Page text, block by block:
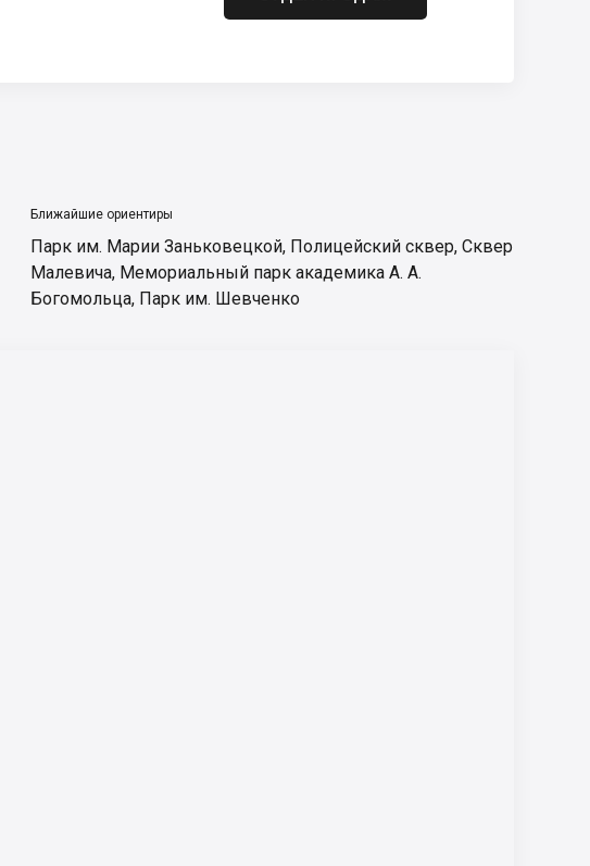
Ближайшие ориентиры
Парк им. Марии Заньковецкой, Полицейский сквер, Сквер
Малевича, Мемориальный парк академика А. А.
Богомольца, Парк им. Шевченко